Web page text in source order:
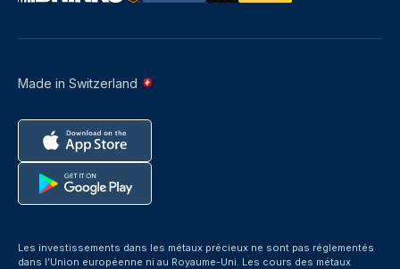
Made in Switzerland
Les investissements dans les métaux précieux ne sont pas réglementés
dans l’Union européenne ni au Royaume-Uni. Les cours des métaux